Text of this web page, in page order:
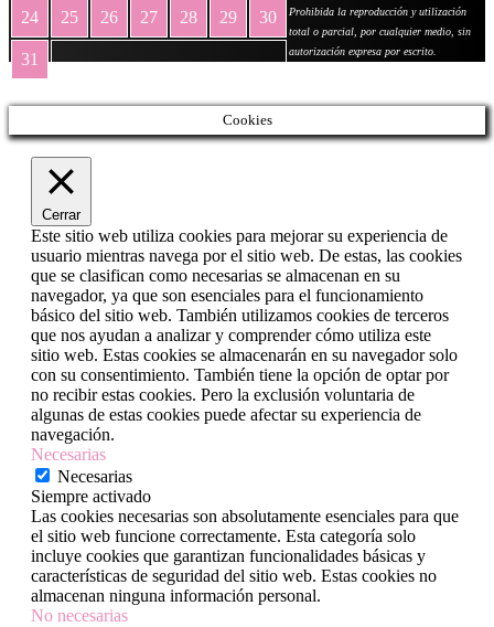
24 25 26 27 28 29 30
31
Prohibida la reproducción y utilización
total o parcial, por cualquier medio, sin
autorización expresa por escrito.
Cookies
Cerrar
Este sitio web utiliza cookies para mejorar su experiencia de
usuario mientras navega por el sitio web. De estas, las cookies
que se clasifican como necesarias se almacenan en su
navegador, ya que son esenciales para el funcionamiento
básico del sitio web. También utilizamos cookies de terceros
que nos ayudan a analizar y comprender cómo utiliza este
sitio web. Estas cookies se almacenarán en su navegador solo
con su consentimiento. También tiene la opción de optar por
no recibir estas cookies. Pero la exclusión voluntaria de
algunas de estas cookies puede afectar su experiencia de
navegación.
Necesarias
Necesarias
Siempre activado
Las cookies necesarias son absolutamente esenciales para que
el sitio web funcione correctamente. Esta categoría solo
incluye cookies que garantizan funcionalidades básicas y
características de seguridad del sitio web. Estas cookies no
almacenan ninguna información personal.
No necesarias